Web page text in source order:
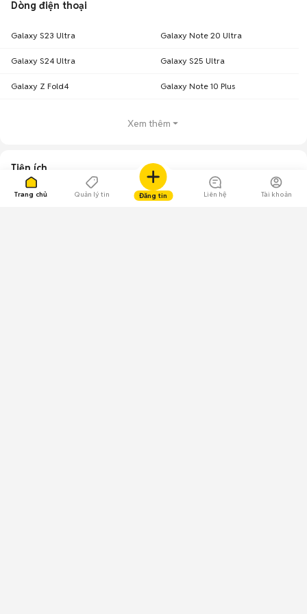
Trang chủ Quản lý tin Đăng tin Liên hệ Tài khoản
khảo.
Dòng điện thoại
Galaxy S23 Ultra Galaxy Note 20 Ultra
Galaxy S24 Ultra Galaxy S25 Ultra
Galaxy Z Fold4 Galaxy Note 10 Plus
Xem thêm
Tiện ích
Kinh nghiệm